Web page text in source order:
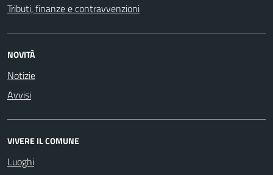
Tributi, finanze e contravvenzioni
NOVITÀ
Notizie
Avvisi
VIVERE IL COMUNE
Luoghi